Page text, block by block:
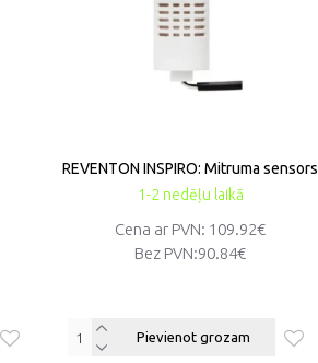
1-2 nedēļu laikā
REVENTON INSPIRO: Mitruma sensors
Cena ar PVN: 109.92€
Bez PVN:90.84€
Pievienot grozam